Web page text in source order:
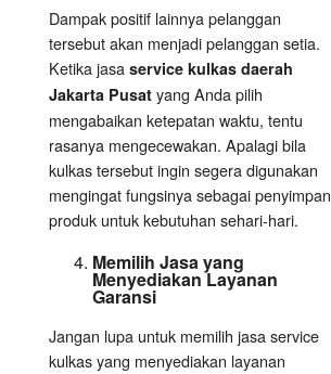
Dampak positif lainnya pelanggan
tersebut akan menjadi pelanggan setia.
Ketika jasa service kulkas daerah
Jakarta Pusat yang Anda pilih
mengabaikan ketepatan waktu, tentu
rasanya mengecewakan. Apalagi bila
kulkas tersebut ingin segera digunakan
mengingat fungsinya sebagai penyimpan
produk untuk kebutuhan sehari-hari.
Memilih Jasa yang
Menyediakan Layanan
Garansi
Jangan lupa untuk memilih jasa service
kulkas yang menyediakan layanan